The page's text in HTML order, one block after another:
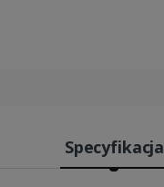
Specyfikacja